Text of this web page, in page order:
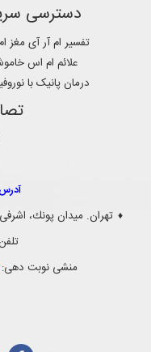
دسترسی
تفسیر ام آر آی مغز
علائم ام اس
درمان پانیک با
♦ تهران. ميدان پونك، اشرفی
منشی نوبت دهی: